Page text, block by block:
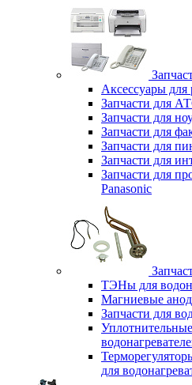
Аксессуары для
Запчасти для
Запчасти для
Запчасти для
Запчасти для
Запчасти для
Запчасти для
Panasonic
ТЭНы для
Магниевые
Запчасти для
для